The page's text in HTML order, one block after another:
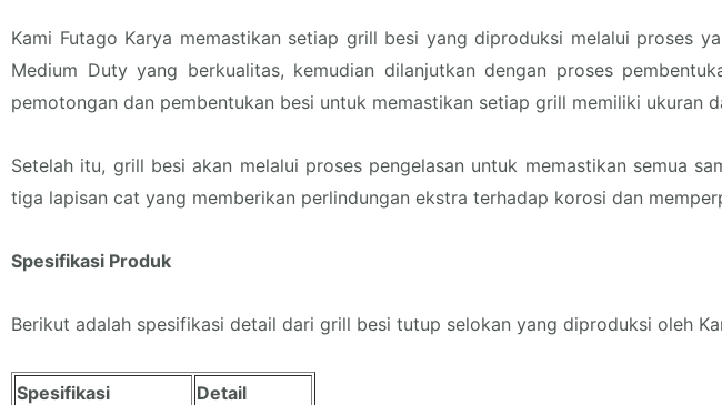
Kami Futago Karya memastikan setiap grill besi yang diproduksi melalui proses
Medium Duty yang berkualitas, kemudian dilanjutkan dengan proses
pemotongan dan pembentukan besi untuk memastikan setiap grill memiliki ukuran
Setelah itu, grill besi akan melalui proses pengelasan untuk memastikan semua
tiga lapisan cat yang memberikan perlindungan ekstra terhadap korosi dan
Spesifikasi Produk
Berikut adalah spesifikasi detail dari grill besi tutup selokan yang diproduksi oleh
Spesifikasi
Detail